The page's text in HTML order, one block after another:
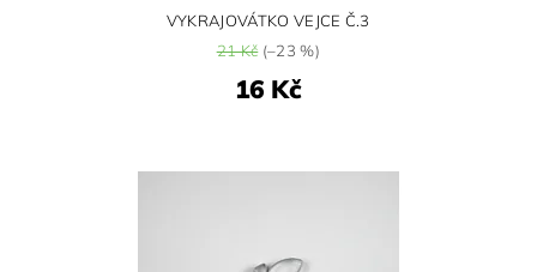
VYKRAJOVÁTKO VEJCE Č.3
21 Kč(–23 %)
16 Kč